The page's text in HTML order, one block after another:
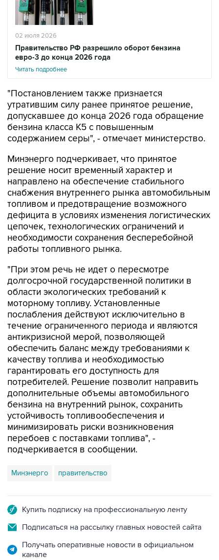
02 июля 2026
Правительство РФ разрешило оборот бензина
евро-3 до конца 2026 года
Читать подробнее
"Постановлением также признается
утратившим силу ранее принятое решение,
допускавшее до конца 2026 года обращение
бензина класса К5 с повышенным
содержанием серы", - отмечает министерство.
Минэнерго подчеркивает, что принятое
решение носит временный характер и
направлено на обеспечение стабильного
снабжения внутреннего рынка автомобильным
топливом и предотвращение возможного
дефицита в условиях изменения логистических
цепочек, технологических ограничений и
необходимости сохранения бесперебойной
работы топливного рынка.
"При этом речь не идет о пересмотре
долгосрочной государственной политики в
области экологических требований к
моторному топливу. Установленные
послабления действуют исключительно в
течение ограниченного периода и являются
антикризисной мерой, позволяющей
обеспечить баланс между требованиями к
качеству топлива и необходимостью
гарантировать его доступность для
потребителей. Решение позволит направить
дополнительные объемы автомобильного
бензина на внутренний рынок, сохранить
устойчивость топливообеспечения и
минимизировать риски возникновения
перебоев с поставками топлива", -
подчеркивается в сообщении.
Минэнерго правительство
Купить подписку на профессиональную ленту
Подписаться на рассылку главных новостей сайта
Получать оперативные новости в официальном
канале